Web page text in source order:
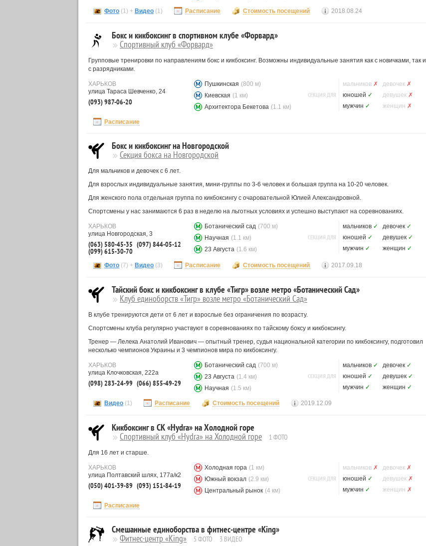
Фото (1) + Видео (1) Расписание Стоимость посещений 2018.08.24
Бокс и кикбоксинг в спортивном клубе «Форвард»
Спортивный клуб «Форвард»
Групповые тренировки по направлениям бокс и кикбоксинг. Возможны индивидуальные занятия как с новичками, так и
с разрядниками.
ХАРЬКОВ
улица Тараса Шевченко, 24
(093) 987-06-20
Пушкинская (800 м)
Киевская (1 км)
Архитектора Бекетова (1.1 км)
СЕКЦИЯ ДЛЯ
мальчиков ✗ девочек ✗
юношей ✓ девушек ✗
мужчин ✓ женщин ✗
Расписание
Бокс и кикбоксинг на Новгородской
Секция бокса на Новгородской
Для мальчиков и девочек с 6 лет.
Для взрослых индивидуальные занятия, мини-группы по 3-6 человек и большая группа на 10-20 человек.
Для женского пола отдельная группа по кикбоксингу с очаровательной Юлией Александровной.
Спортсмены у нас занимаются 6 раз в неделю на льготных условиях и успешно выступают на соревнованиях.
ХАРЬКОВ
улица Новгородская, 3
(063) 580-45-35 (097) 844-05-12
(099) 615-30-70
Ботанический сад (700 м)
Научная (1.1 км)
23 Августа (1.6 км)
СЕКЦИЯ ДЛЯ
мальчиков ✓ девочек ✓
юношей ✓ девушек ✓
мужчин ✓ женщин ✓
Фото (7) + Видео (3) Расписание Стоимость посещений 2017.09.18
Тайский бокс и кикбоксинг в клубе «Тигр» возле метро «Ботанический Сад»
Клуб единоборств «Тигр» возле метро «Ботанический Сад»
В клубе тренируются дети от 6 лет и взрослые без ограничения по возрасту.
Спортсмены клуба регулярно участвуют в соревнованиях по тайскому боксу и кикбоксингу.
Тренер — Лелека Анатолий Иванович — опытный тренер, судья национальной категории по кикбоксингу, подготовил
несколько чемпионов Украины и 3 чемпионов мира по кикбоксингу.
ХАРЬКОВ
улица Клочковская, 222а
(098) 283-24-99 (066) 855-49-29
Ботанический сад (700 м)
23 Августа (1.4 км)
Научная (1.5 км)
СЕКЦИЯ ДЛЯ
мальчиков ✓ девочек ✓
юношей ✓ девушек ✓
мужчин ✓ женщин ✓
Видео (1) Расписание Стоимость посещений 2019.12.09
Кикбоксинг в СК «Hydra» на Холодной горе
Спортивный клуб «Hydra» на Холодной горе 1 ФОТО
Для 16 лет и старше.
ХАРЬКОВ
улица Полтавский шлях, 177а/к2
(050) 401-39-89 (093) 151-84-19
Холодная гора (1 км)
Южный вокзал (2.9 км)
Центральный рынок (4 км)
СЕКЦИЯ ДЛЯ
мальчиков ✗ девочек ✗
юношей ✓ девушек ✗
мужчин ✓ женщин ✗
Расписание
Смешанные единоборства в фитнес-центре «King»
Фитнес-центр «King» 5 ФОТО 3 ВИДЕО